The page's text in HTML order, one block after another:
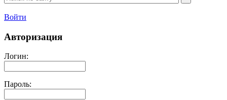
Войти
Авторизация
Логин:
Пароль: